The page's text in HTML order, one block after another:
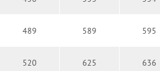
489 589 595
520 625 636